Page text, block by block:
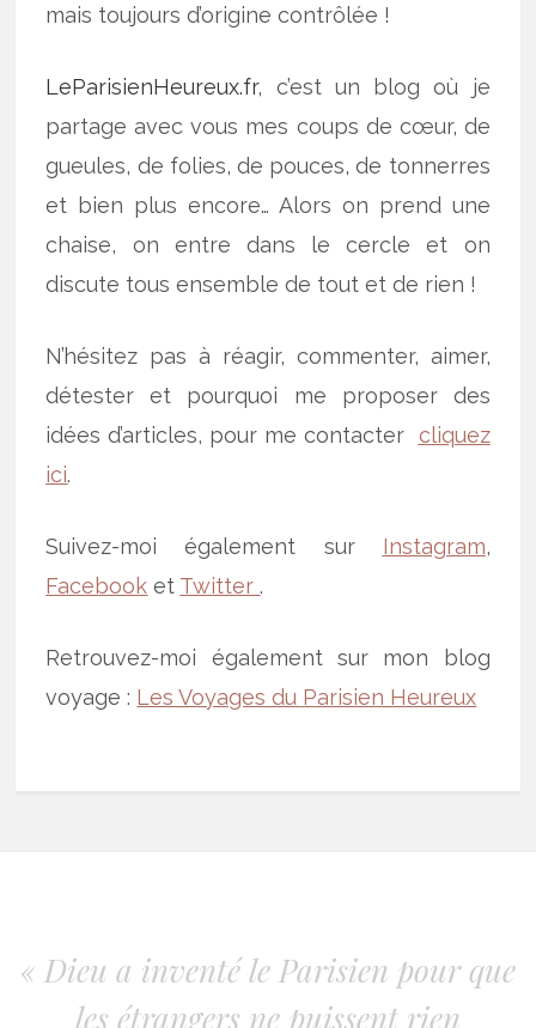
mais toujours d’origine contrôlée !
LeParisienHeureux.fr, c’est un blog où je
partage avec vous mes coups de cœur, de
gueules, de folies, de pouces, de tonnerres
et bien plus encore… Alors on prend une
chaise, on entre dans le cercle et on
discute tous ensemble de tout et de rien !
N’hésitez pas à réagir, commenter, aimer,
détester et pourquoi me proposer des
idées d’articles, pour me contacter cliquez
ici.
Suivez-moi également sur Instagram,
Facebook et Twitter.
Retrouvez-moi également sur mon blog
voyage : Les Voyages du Parisien Heureux
« Dieu a inventé le Parisien pour que
les étrangers ne puissent rien